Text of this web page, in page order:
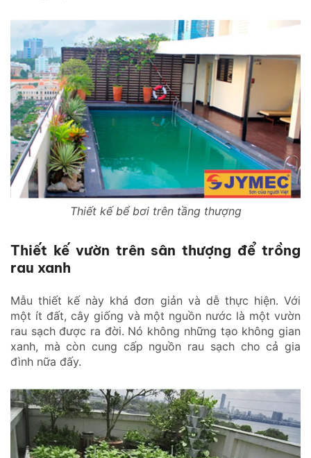
Thiết kế bể bơi trên tầng thượng
Thiết kế vườn trên sân thượng để trồng
rau xanh
Mẫu thiết kế này khá đơn giản và dễ thực hiện. Với
một ít đất, cây giống và một nguồn nước là một vườn
rau sạch được ra đời. Nó không những tạo không gian
xanh, mà còn cung cấp nguồn rau sạch cho cả gia
đình nữa đấy.